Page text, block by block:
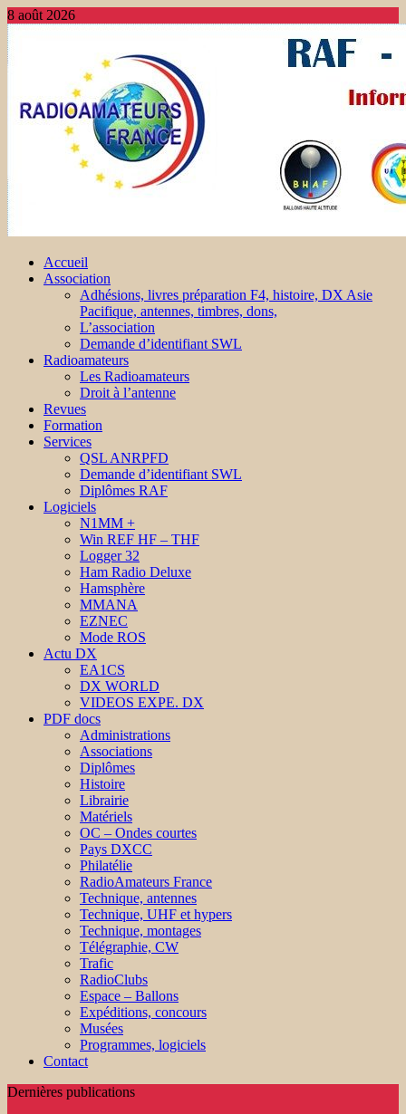
8 août 2026
Accueil
Association
Adhésions, livres préparation F4, histoire, DX Asie
Pacifique, antennes, timbres, dons,
L’association
Demande d’identifiant SWL
Radioamateurs
Les Radioamateurs
Droit à l’antenne
Revues
Formation
Services
QSL ANRPFD
Demande d’identifiant SWL
Diplômes RAF
Logiciels
N1MM +
Win REF HF – THF
Logger 32
Ham Radio Deluxe
Hamsphère
MMANA
EZNEC
Mode ROS
Actu DX
EA1CS
DX WORLD
VIDEOS EXPE. DX
PDF docs
Administrations
Associations
Diplômes
Histoire
Librairie
Matériels
OC – Ondes courtes
Pays DXCC
Philatélie
RadioAmateurs France
Technique, antennes
Technique, UHF et hypers
Technique, montages
Télégraphie, CW
Trafic
RadioClubs
Espace – Ballons
Expéditions, concours
Musées
Programmes, logiciels
Contact
Dernières publications